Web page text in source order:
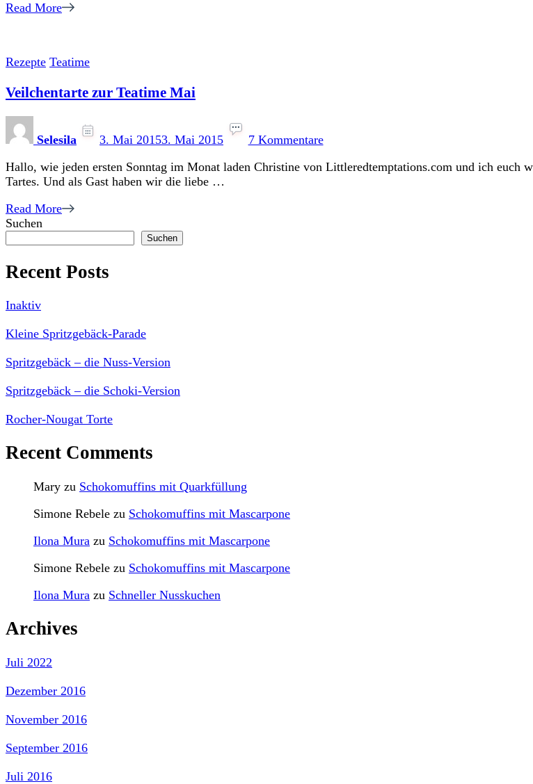
Read More
Rezepte Teatime
Veilchentarte zur Teatime Mai
Selesila 3. Mai 20153. Mai 2015 7 KommentareVeilchentarte
Teatime
Hallo, wie jeden ersten Sonntag im Monat laden Christine von Littleredtemptations.com und ich euch
Tartes. Und als Gast haben wir die liebe …
Read More
Suchen
Suchen
Recent Posts
Inaktiv
Kleine Spritzgebäck-Parade
Spritzgebäck – die Nuss-Version
Spritzgebäck – die Schoki-Version
Rocher-Nougat Torte
Recent Comments
Mary zu Schokomuffins mit Quarkfüllung
Simone Rebele zu Schokomuffins mit Mascarpone
Ilona Mura zu Schokomuffins mit Mascarpone
Simone Rebele zu Schokomuffins mit Mascarpone
Ilona Mura zu Schneller Nusskuchen
Archives
Juli 2022
Dezember 2016
November 2016
September 2016
Juli 2016